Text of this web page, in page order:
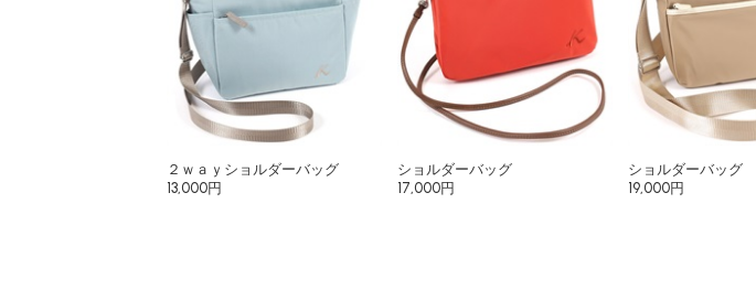
２ｗａｙショルダーバッグ
13,000円
ショルダーバッグ
17,000円
ショルダーバッグ
19,000円